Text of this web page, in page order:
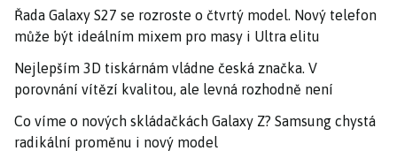
Řada Galaxy S27 se rozroste o čtvrtý model. Nový telefon
může být ideálním mixem pro masy i Ultra elitu
Nejlepším 3D tiskárnám vládne česká značka. V
porovnání vítězí kvalitou, ale levná rozhodně není
Co víme o nových skládačkách Galaxy Z? Samsung chystá
radikální proměnu i nový model